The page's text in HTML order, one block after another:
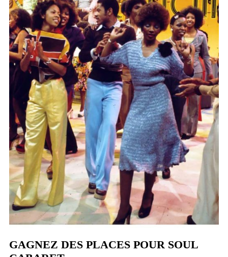
GAGNEZ DES PLACES POUR SOUL